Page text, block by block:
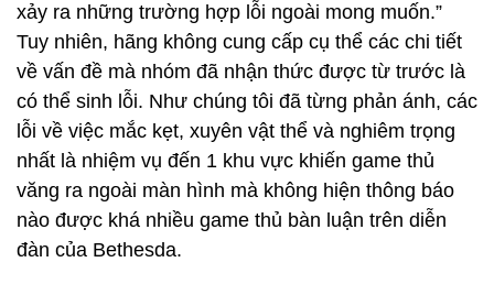
xảy ra những trường hợp lỗi ngoài mong muốn.”
Tuy nhiên, hãng không cung cấp cụ thể các chi tiết
về vấn đề mà nhóm đã nhận thức được từ trước là
có thể sinh lỗi. Như chúng tôi đã từng phản ánh, các
lỗi về việc mắc kẹt, xuyên vật thể và nghiêm trọng
nhất là nhiệm vụ đến 1 khu vực khiến game thủ
văng ra ngoài màn hình mà không hiện thông báo
nào được khá nhiều game thủ bàn luận trên diễn
đàn của Bethesda.